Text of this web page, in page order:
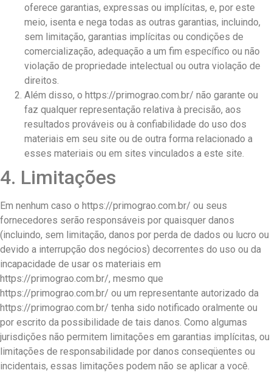
oferece garantias, expressas ou implícitas, e, por este
meio, isenta e nega todas as outras garantias, incluindo,
sem limitação, garantias implícitas ou condições de
comercialização, adequação a um fim específico ou não
violação de propriedade intelectual ou outra violação de
direitos.
Além disso, o https://primograo.com.br/ não garante ou
faz qualquer representação relativa à precisão, aos
resultados prováveis ​​ou à confiabilidade do uso dos
materiais em seu site ou de outra forma relacionado a
esses materiais ou em sites vinculados a este site.
4. Limitações
Em nenhum caso o https://primograo.com.br/ ou seus
fornecedores serão responsáveis ​​por quaisquer danos
(incluindo, sem limitação, danos por perda de dados ou lucro ou
devido a interrupção dos negócios) decorrentes do uso ou da
incapacidade de usar os materiais em
https://primograo.com.br/, mesmo que
https://primograo.com.br/ ou um representante autorizado da
https://primograo.com.br/ tenha sido notificado oralmente ou
por escrito da possibilidade de tais danos. Como algumas
jurisdições não permitem limitações em garantias implícitas, ou
limitações de responsabilidade por danos conseqüentes ou
incidentais, essas limitações podem não se aplicar a você.